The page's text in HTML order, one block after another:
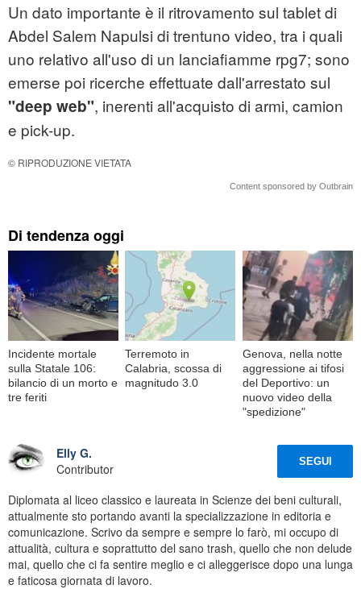
Un dato importante è il ritrovamento sul tablet di
Abdel Salem Napulsi di trentuno video, tra i quali
uno relativo all'uso di un lanciafiamme rpg7; sono
emerse poi ricerche effettuate dall'arrestato sul
"deep web", inerenti all'acquisto di armi, camion
e pick-up.
© RIPRODUZIONE VIETATA
Content sponsored by Outbrain
Di tendenza oggi
Incidente mortale
sulla Statale 106:
bilancio di un morto e
tre feriti
Terremoto in
Calabria, scossa di
magnitudo 3.0
Genova, nella notte
aggressione ai tifosi
del Deportivo: un
nuovo video della
"spedizione"
Elly G.
Contributor
SEGUI
Diplomata al liceo classico e laureata in Scienze dei beni culturali,
attualmente sto portando avanti la specializzazione in editoria e
comunicazione. Scrivo da sempre e sempre lo farò, mi occupo di
attualità, cultura e soprattutto del sano trash, quello che non delude
mai, quello che ci fa sentire meglio e ci alleggerisce dopo una lunga
e faticosa giornata di lavoro.